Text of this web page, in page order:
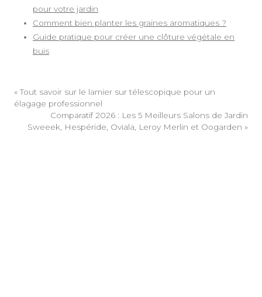
pour votre jardin
Comment bien planter les graines aromatiques ?
Guide pratique pour créer une clôture végétale en
buis
«Tout savoir sur le lamier sur télescopique pour un
élagage professionnel
Comparatif 2026 : Les 5 Meilleurs Salons de Jardin
Sweeek, Hespéride, Oviala, Leroy Merlin et Oogarden »